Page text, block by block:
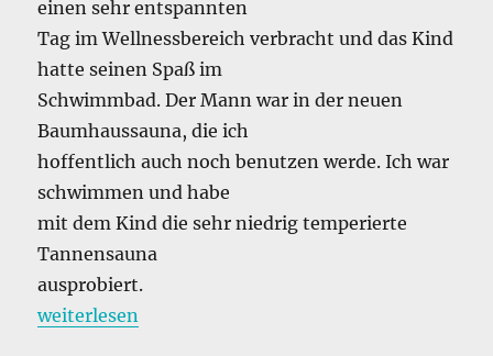
einen sehr entspannten
Tag im Wellnessbereich verbracht und das Kind
hatte seinen Spaß im
Schwimmbad. Der Mann war in der neuen
Baumhaussauna, die ich
hoffentlich auch noch benutzen werde. Ich war
schwimmen und habe
mit dem Kind die sehr niedrig temperierte
Tannensauna
ausprobiert.
„Fasten(wandern) Reloaded Tag 5: Hallo
weiterlesen